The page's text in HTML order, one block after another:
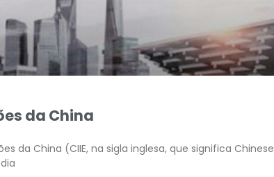
da China
da China (CIIE, na sigla inglesa, que significa Chinese